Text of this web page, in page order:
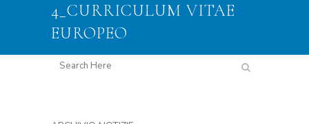
4_CURRICULUM VITAE
EUROPEO